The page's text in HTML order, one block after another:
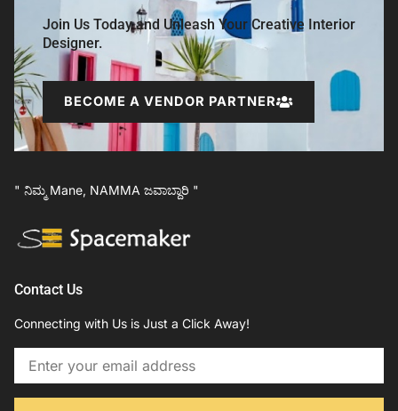
Join Us Today and Unleash Your Creative Interior
Designer.
BECOME A VENDOR PARTNER
" ನಿಮ್ಮ Mane, NAMMA ಜವಾಬ್ದಾರಿ "
Contact Us
Connecting with Us is Just a Click Away!
Email